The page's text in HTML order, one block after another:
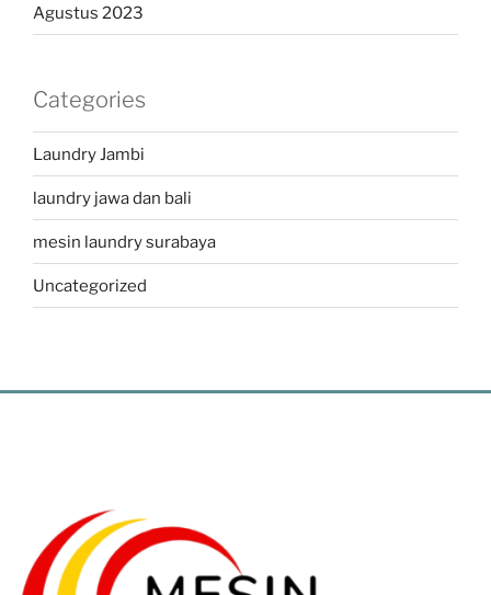
Agustus 2023
Categories
Laundry Jambi
laundry jawa dan bali
mesin laundry surabaya
Uncategorized